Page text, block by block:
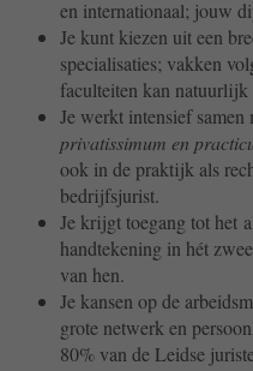
en internationaal; jouw
Je kunt kiezen uit een
specialisaties; vakken
faculteiten kan natuurlijk
Je werkt intensief
privatissimum en
ook in de praktijk als
bedrijfsjurist.
Je krijgt toegang tot het
handtekening in hét
van hen.
Je kansen op de
grote netwerk en
80% van de Leidse